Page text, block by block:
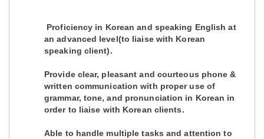
Proficiency in Korean and speaking English at
an advanced level(to liaise with Korean
speaking client).
Provide clear, pleasant and courteous phone &
written communication with proper use of
grammar, tone, and pronunciation in Korean in
order to liaise with Korean clients.
Able to handle multiple tasks and attention to